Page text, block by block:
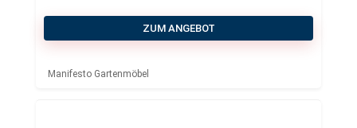
ZUM ANGEBOT
Manifesto Gartenmöbel